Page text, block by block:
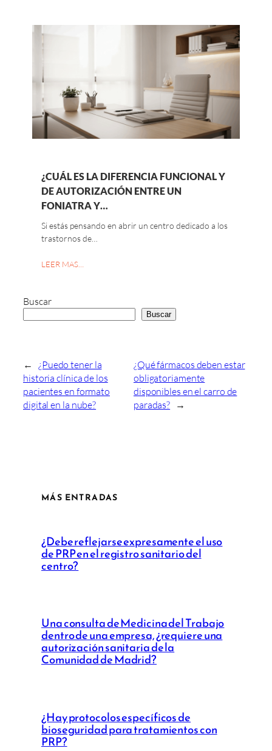
¿CUÁL ES LA DIFERENCIA FUNCIONAL Y
DE AUTORIZACIÓN ENTRE UN
FONIATRA Y…
Si estás pensando en abrir un centro dedicado a los
trastornos de…
LEER MAS…
Buscar
Buscar
← ¿Puedo tener la
historia clínica de los
pacientes en formato
digital en la nube?
¿Qué fármacos deben estar
obligatoriamente
disponibles en el carro de
paradas? →
MÁS ENTRADAS
¿Debe reflejarse expresamente el uso
de PRP en el registro sanitario del
centro?
Una consulta de Medicina del Trabajo
dentro de una empresa, ¿requiere una
autorización sanitaria de la
Comunidad de Madrid?
¿Hay protocolos específicos de
bioseguridad para tratamientos con
PRP?